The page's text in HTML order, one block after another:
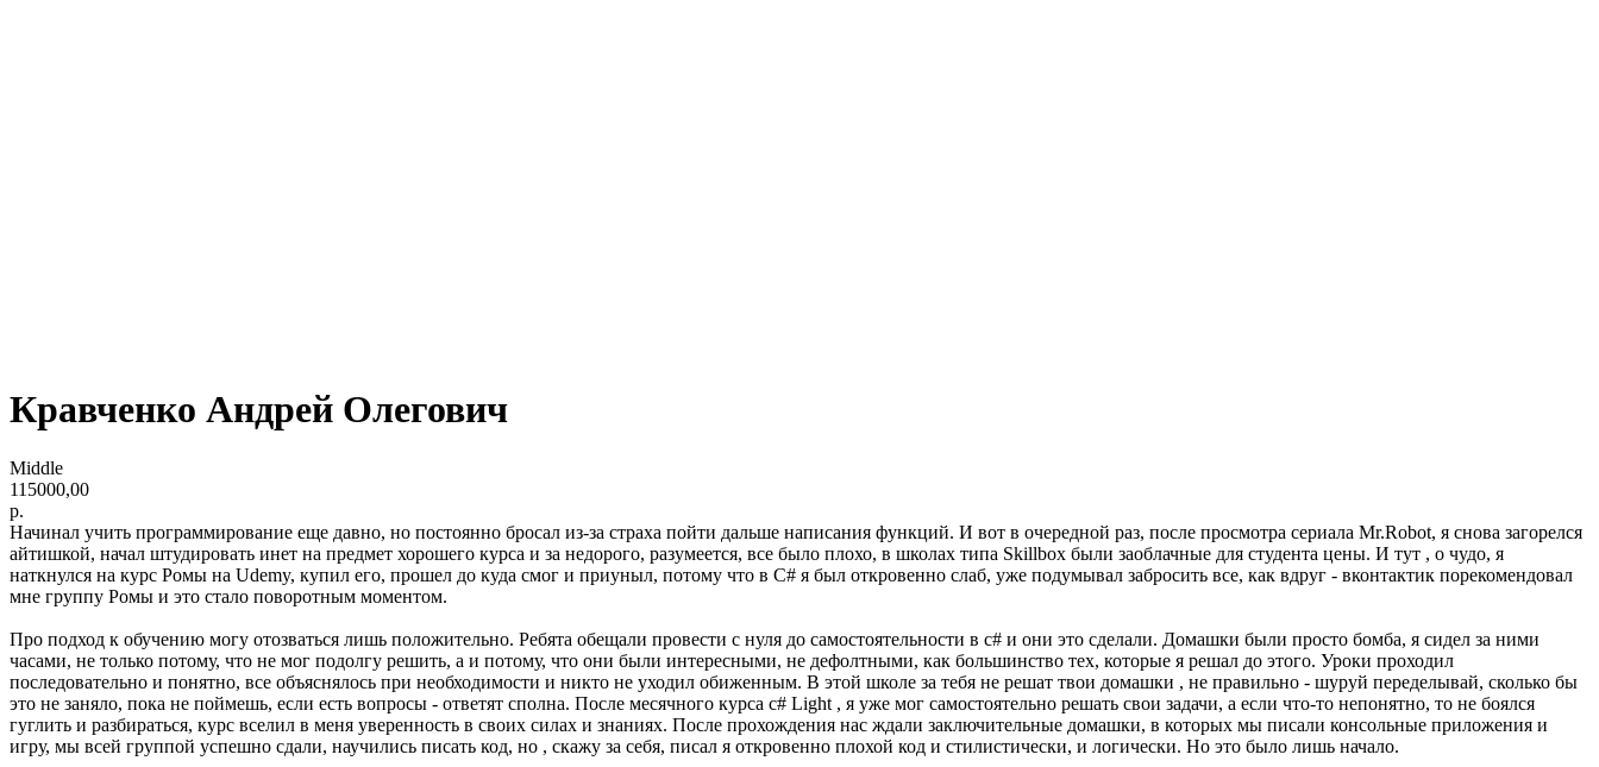
Кравченко Андрей Олегович
Middle
115000,00
р.
Начинал учить программирование еще давно, но постоянно бросал из-за страха пойти дальше написания функций. И вот в очередной раз, после просмотра сериала Mr.Robot, я снова загорелся
айтишкой, начал штудировать инет на предмет хорошего курса и за недорого, разумеется, все было плохо, в школах типа Skillbox были заоблачные для студента цены. И тут , о чудо, я
наткнулся на курс Ромы на Udemy, купил его, прошел до куда смог и приуныл, потому что в C# я был откровенно слаб, уже подумывал забросить все, как вдруг - вконтактик порекомендовал
мне группу Ромы и это стало поворотным моментом.
Про подход к обучению могу отозваться лишь положительно. Ребята обещали провести с нуля до самостоятельности в c# и они это сделали. Домашки были просто бомба, я сидел за ними
часами, не только потому, что не мог подолгу решить, а и потому, что они были интересными, не дефолтными, как большинство тех, которые я решал до этого. Уроки проходил
последовательно и понятно, все объяснялось при необходимости и никто не уходил обиженным. В этой школе за тебя не решат твои домашки , не правильно - шуруй переделывай, сколько бы
это не заняло, пока не поймешь, если есть вопросы - ответят сполна. После месячного курса c# Light , я уже мог самостоятельно решать свои задачи, а если что-то непонятно, то не боялся
гуглить и разбираться, курс вселил в меня уверенность в своих силах и знаниях. После прохождения нас ждали заключительные домашки, в которых мы писали консольные приложения и
игру, мы всей группой успешно сдали, научились писать код, но , скажу за себя, писал я откровенно плохой код и стилистически, и логически. Но это было лишь начало.